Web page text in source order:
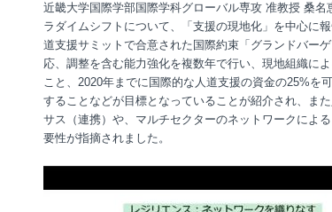
近畿大学国際学部国際学科グローバル専攻 准教授 桑
ラダイムシフトについて、「支援の現地化」を中心に報
道支援サミットで合意された国際約束「グランドバー
応、調整を含む能力強化を複数年で行い、現地組織に
こと、 2020年までに国際的な人道支援の資金の25%を
することなどが目標となっていることが紹介され、ま
サス（連携）や、マルチセクターのネットワークによ
要性が指摘されました。